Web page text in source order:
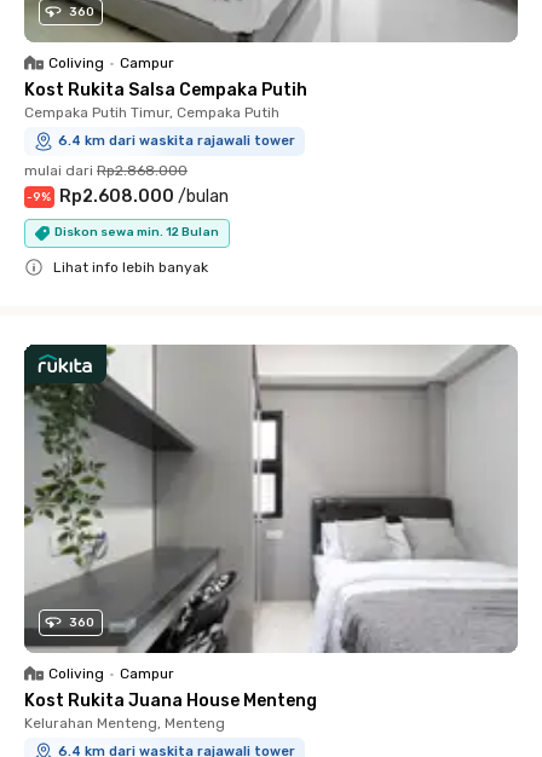
360
Coliving • Campur
Kost Rukita Salsa Cempaka Putih
Cempaka Putih Timur, Cempaka Putih
6.4 km dari waskita rajawali tower
mulai dari Rp2.868.000
-9% Rp2.608.000 /bulan
Diskon sewa min. 12 Bulan
Lihat info lebih banyak
360
Coliving • Campur
Kost Rukita Juana House Menteng
Kelurahan Menteng, Menteng
6.4 km dari waskita rajawali tower